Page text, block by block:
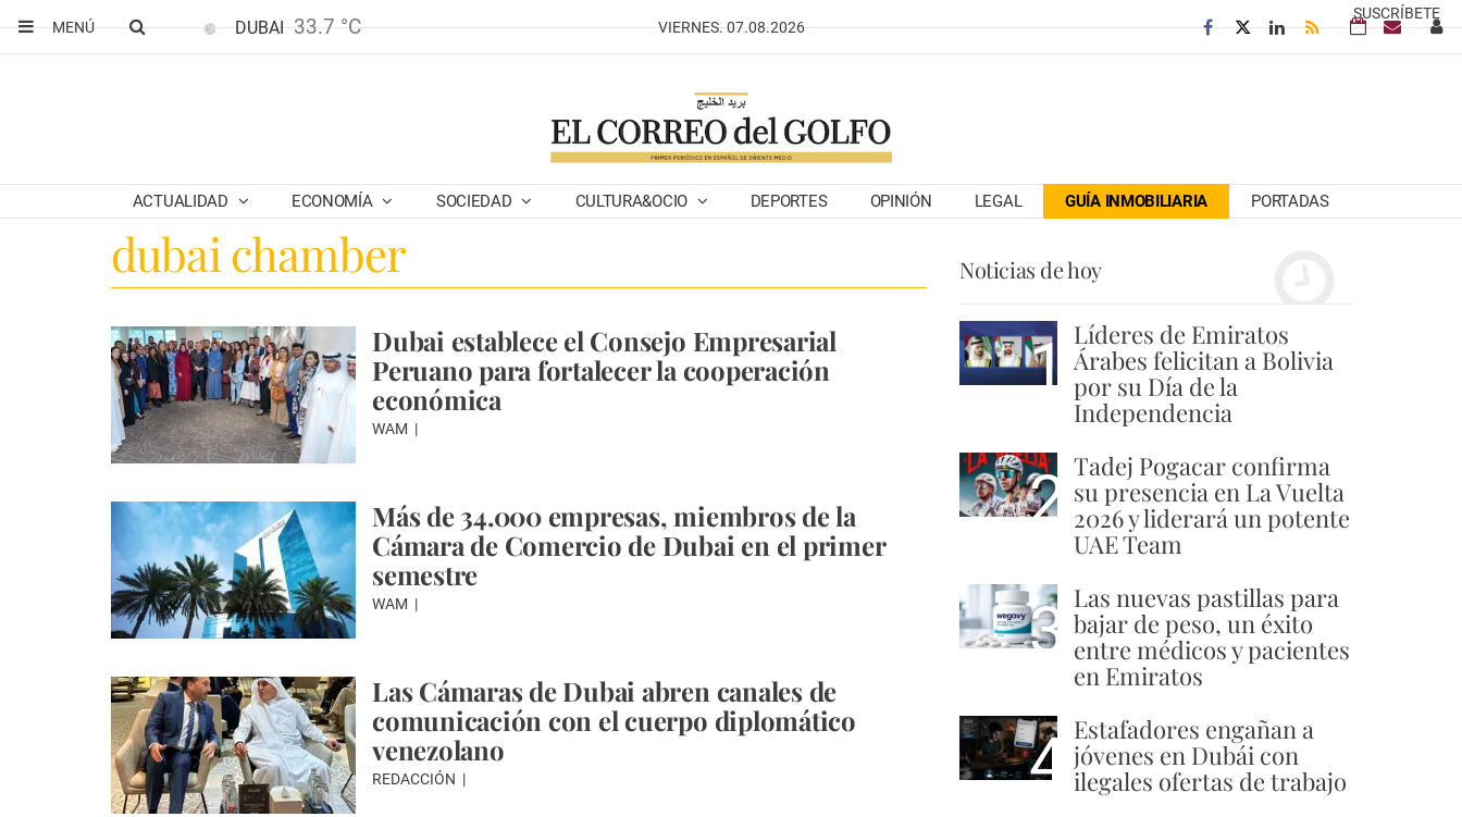
SUSCRÍBETE
MENÚ
DUBAI 33.7 °C VIERNES. 07.08.2026
ACTUALIDAD ECONOMÍA SOCIEDAD CULTURA&OCIO DEPORTES OPINIÓN LEGAL GUÍA INMOBILIARIA PORTADAS
dubai chamber
Dubai establece el Consejo Empresarial
Peruano para fortalecer la cooperación
económica
WAM
Más de 34.000 empresas, miembros de la
Cámara de Comercio de Dubai en el primer
semestre
WAM
Las Cámaras de Dubai abren canales de
comunicación con el cuerpo diplomático
venezolano
REDACCIÓN
Noticias de hoy
1 Líderes de Emiratos
Árabes felicitan a Bolivia
por su Día de la
Independencia
2 Tadej Pogacar confirma
su presencia en La Vuelta
2026 y liderará un potente
UAE Team
3 Las nuevas pastillas para
bajar de peso, un éxito
entre médicos y pacientes
en Emiratos
4 Estafadores engañan a
jóvenes en Dubái con
ilegales ofertas de trabajo